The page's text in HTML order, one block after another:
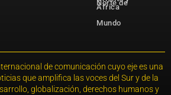
Norte de
África
Mundo
de comunicación cuyo eje es una
que amplifica las voces del Sur y de la
globalización, derechos humanos y